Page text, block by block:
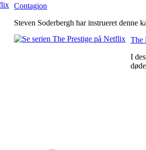
Contagion
Steven Soderbergh har instrueret denne
The
I